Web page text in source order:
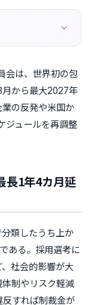
会は、世界初の包
から最大2027年
の反発や米国か
ジュールを再調整
長1年4カ月延
類したうち上か
ある。採用選考に
社会的影響が大
制やリスク軽減
すれば制裁金が